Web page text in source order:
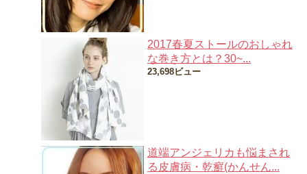
2017春夏ストールのおしゃれ
な巻き方とは？30~...
23,698ビュー
道端アンジェリカも悩まされ
る皮膚病・乾癬(かんせん...